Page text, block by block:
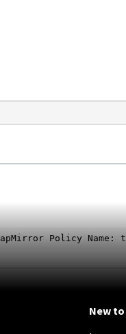
Policy
New to